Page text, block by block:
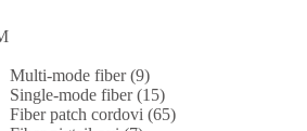
Multi-mode fiber (9)
Single-mode fiber (15)
Fiber patch cordovi (65)